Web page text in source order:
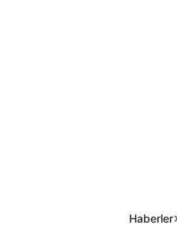
Haberler